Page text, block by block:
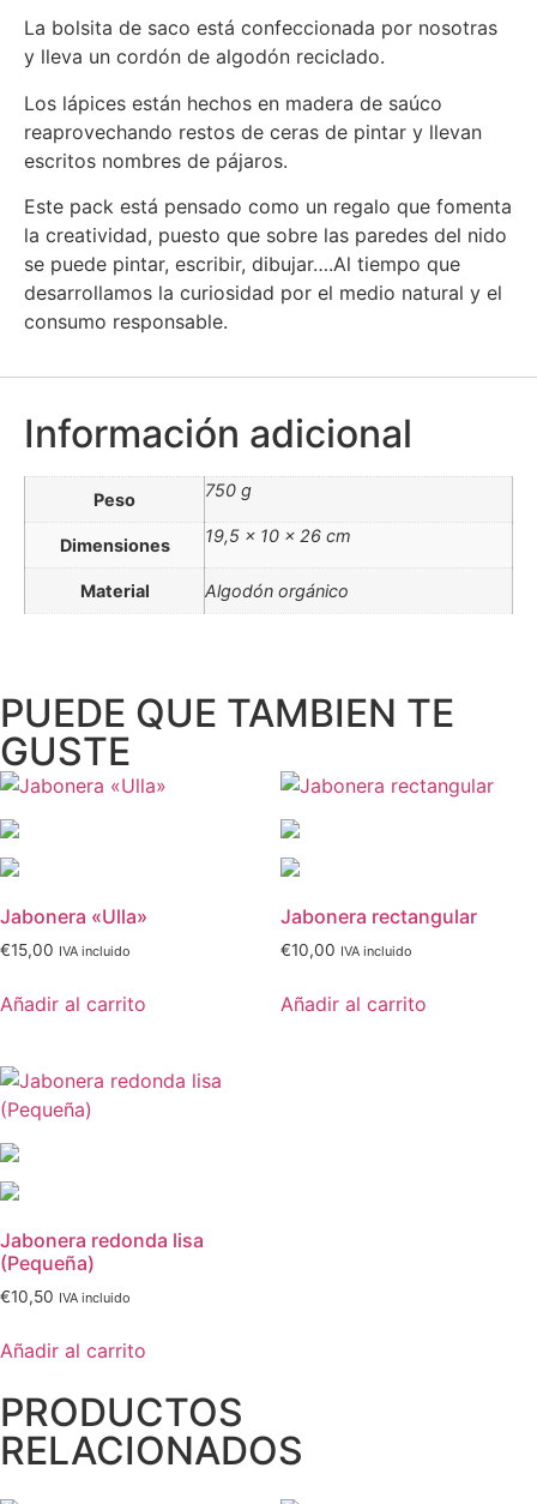
La bolsita de saco está confeccionada por nosotras
y lleva un cordón de algodón reciclado.
Los lápices están hechos en madera de saúco
reaprovechando restos de ceras de pintar y llevan
escritos nombres de pájaros.
Este pack está pensado como un regalo que fomenta
la creatividad, puesto que sobre las paredes del nido
se puede pintar, escribir, dibujar….Al tiempo que
desarrollamos la curiosidad por el medio natural y el
consumo responsable.
Información adicional
Peso 750 g
Dimensiones 19,5 × 10 × 26 cm
Material Algodón orgánico
PUEDE QUE TAMBIEN TE
GUSTE
Jabonera «Ulla»
€15,00 IVA incluido
Añadir al carrito
Jabonera rectangular
€10,00 IVA incluido
Añadir al carrito
Jabonera redonda lisa
(Pequeña)
€10,50 IVA incluido
Añadir al carrito
PRODUCTOS
RELACIONADOS